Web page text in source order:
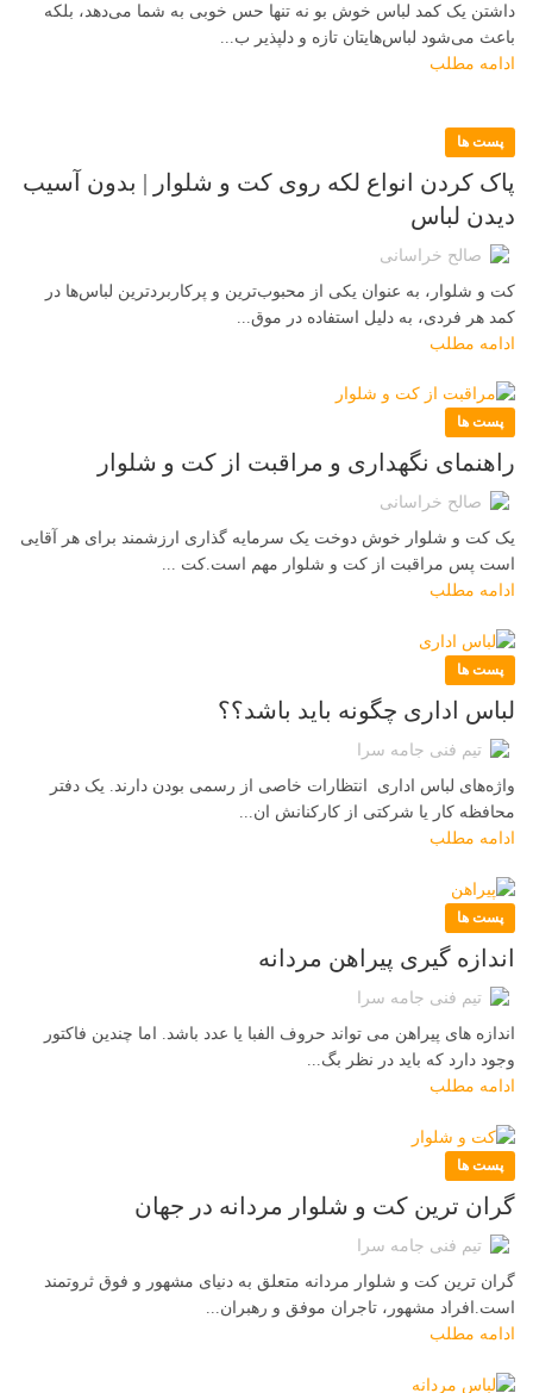
داشتن یک کمد لباس خوش بو نه تنها حس خوبی به شما می‌دهد، بلکه
باعث می‌شود لباس‌هایتان تازه و دلپذیر ب...
ادامه مطلب
پست ها
پاک کردن انواع لکه روی کت و شلوار | بدون آسیب
دیدن لباس
صالح خراسانی
کت و شلوار، به عنوان یکی از محبوب‌ترین و پرکاربردترین لباس‌ها در
کمد هر فردی، به دلیل استفاده در موق...
ادامه مطلب
پست ها
راهنمای نگهداری و مراقبت از کت و شلوار
صالح خراسانی
یک کت و شلوار خوش دوخت یک سرمایه گذاری ارزشمند برای هر آقایی
است پس مراقبت از کت و شلوار مهم است.کت ...
ادامه مطلب
پست ها
لباس اداری چگونه باید باشد؟؟
تیم فنی جامه سرا
واژه‌های لباس اداری انتظارات خاصی از رسمی بودن دارند. یک دفتر
محافظه کار یا شرکتی از کارکنانش ان...
ادامه مطلب
پست ها
اندازه گیری پیراهن مردانه
تیم فنی جامه سرا
اندازه های پیراهن می تواند حروف الفبا یا عدد باشد. اما چندین فاکتور
وجود دارد که باید در نظر بگ...
ادامه مطلب
پست ها
گران ترین کت و شلوار مردانه در جهان
تیم فنی جامه سرا
گران ترین کت و شلوار مردانه متعلق به دنیای مشهور و فوق ثروتمند
است.افراد مشهور، تاجران موفق و رهبران...
ادامه مطلب